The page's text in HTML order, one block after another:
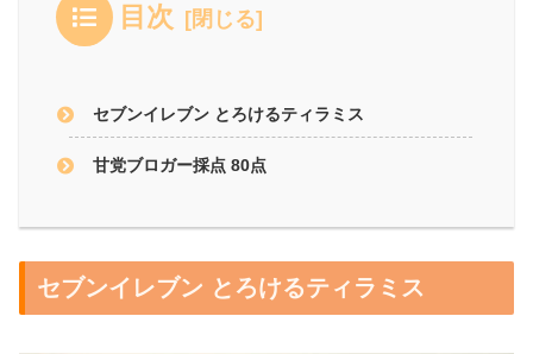
目次
セブンイレブン とろけるティラミス
甘党ブロガー採点 80点
セブンイレブン とろけるティラミス